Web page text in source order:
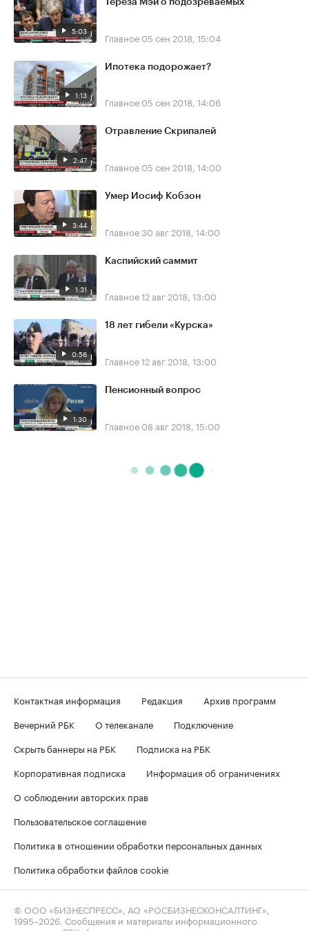
5:03
Тереза Мэй о подозреваемых
Главное 05 сен 2018, 15:04
1:13
Ипотека подорожает?
Главное 05 сен 2018, 14:06
2:47
Отравление Скрипалей
Главное 05 сен 2018, 14:00
3:44
Умер Иосиф Кобзон
Главное30 авг 2018, 14:00
1:31
Каспийский саммит
Главное12 авг 2018, 13:00
0:56
18 лет гибели «Курска»
Главное12 авг 2018, 13:00
1:30
Пенсионный вопрос
Главное 08 авг 2018, 15:00
Контактная информация Редакция
Архив программ
Вечерний РБК
О телеканале
Подключение
Скрыть баннеры на РБК
Подписка на РБК
Корпоративная подписка
Информация об ограничениях
О соблюдении авторских прав
Пользовательское соглашение
Политика в отношении обработки персональных данных
Политика обработки файлов cookie
© ООО «БИЗНЕСПРЕСС», АО «РОСБИЗНЕСКОНСАЛТИНГ»,
1995–2026 . Сообщения и материалы информационного